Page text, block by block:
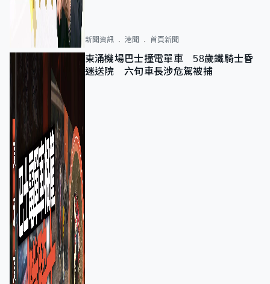
新聞資訊 港聞 首頁新聞
東涌機場巴士撞電單車 58歲鐵騎士昏
迷送院 六旬車長涉危駕被捕